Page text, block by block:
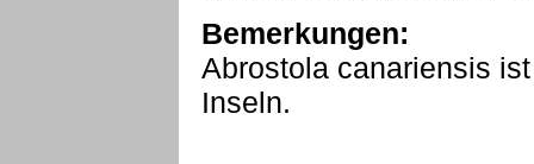
Bemerkungen:
Abrostola canariensis
Inseln.